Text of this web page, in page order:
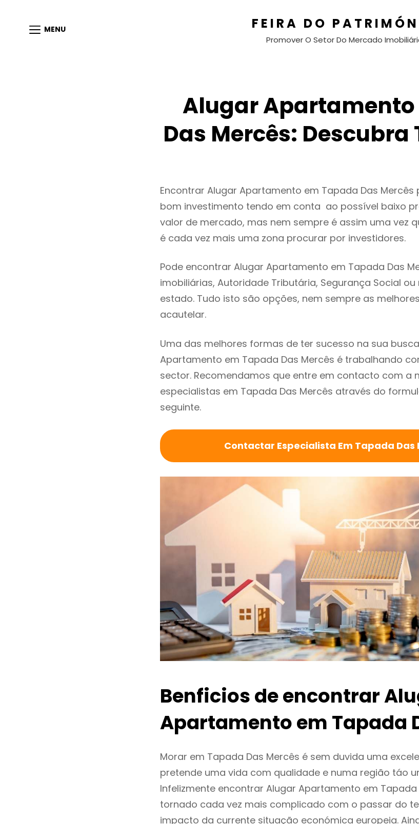
MENU FEIRA DO
Promover O Setor Do Mercado
Alugar Apartamento
Das Mercês: Descubra
Encontrar Alugar Apartamento em Tapada Das
bom investimento tendo em conta ao possível baixo
valor de mercado, mas nem sempre é assim uma vez
é cada vez mais uma zona procurar por investidores.
Pode encontrar Alugar Apartamento em Tapada Das
imobiliárias, Autoridade Tributária, Segurança Social
estado. Tudo isto são opções, nem sempre as
acautelar.
Uma das melhores formas de ter sucesso na sua
Apartamento em Tapada Das Mercês é trabalhando
sector. Recomendamos que entre em contacto com a
especialistas em Tapada Das Mercês através do
seguinte.
Contactar Especialista Em Tapada Das
Benficios de encontrar
Apartamento em Tapada
Morar em Tapada Das Mercês é sem duvida uma
pretende uma vida com qualidade e numa região táo
Infelizmente encontrar Alugar Apartamento em
tornado cada vez mais complicado com o passar do
impacto da currente situação económica europeia.